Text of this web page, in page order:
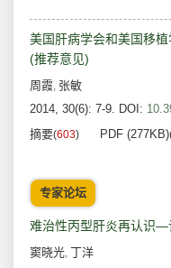
美国肝病学会和美国移
(推荐意见)
周霞, 张敏
2014, 30(6): 7-9. DOI:
摘要(603) PDF (277KB)
专家论坛
难治性丙型肝炎再认识—
窦晓光, 丁洋